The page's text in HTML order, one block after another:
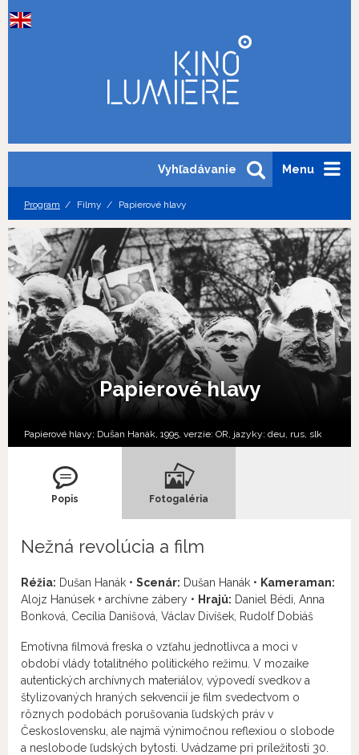
Menu
Vyhľadávanie
Program Filmy Papierové hlavy
Papierové hlavy
Papierové hlavy; Dušan Hanák, 1995, verzie: OR, jazyky: deu rus slk
Popis Fotogaléria
Nežná revolúcia a film
Réžia: Dušan Hanák • Scenár: Dušan Hanák • Kameraman:
Alojz Hanúsek + archívne zábery • Hrajú: Daniel Bédi, Anna
Bonková, Cecília Danišová, Václav Divíšek, Rudolf Dobiáš
Emotívna filmová freska o vzťahu jednotlivca a moci v
období vlády totalitného politického režimu. V mozaike
autentických archívnych materiálov, výpovedí svedkov a
štylizovaných hraných sekvencií je film svedectvom o
rôznych podobách porušovania ľudských práv v
Československu, ale najmä výnimočnou reflexiou o slobode
a neslobode ľudských bytosti. Uvádzame pri príležitosti 30.